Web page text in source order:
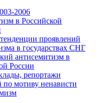
2006
в Российской
проявлений
в государствах СНГ
антисемитизм в
России
репортажи
по мотиву ненависти